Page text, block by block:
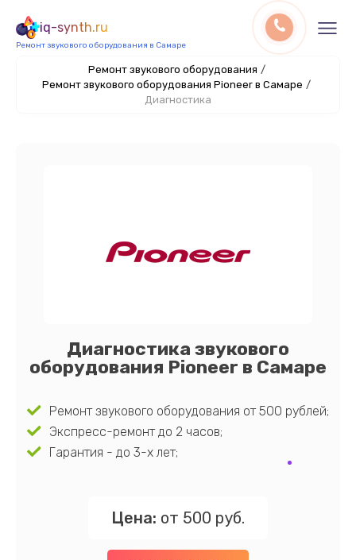
iq-synth.ru
Ремонт звукового оборудования в Самаре
Ремонт звукового оборудования /
Ремонт звукового оборудования Pioneer в Самаре /
Диагностика
Диагностика звукового
оборудования Pioneer в Самаре
Ремонт звукового оборудования от 500 рублей;
Экспресс-ремонт до 2 часов;
Гарантия - до 3-х лет;
Цена: от 500 руб.